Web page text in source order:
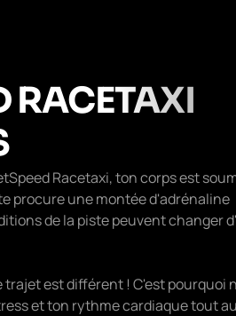
RACETAXI
Racetaxi, ton corps est
procure une montée d'adrénaline
de la piste peuvent changer
trajet est différent ! C'est pourquoi
et ton rythme cardiaque tout